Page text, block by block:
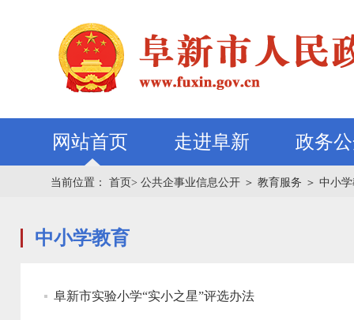
网站首页 走进阜新 政务
当前位置： 首页> 公共企事业信息公开 ＞ 教育服务 ＞ 中小
中小学教育
阜新市实验小学“实小之星”评选办法